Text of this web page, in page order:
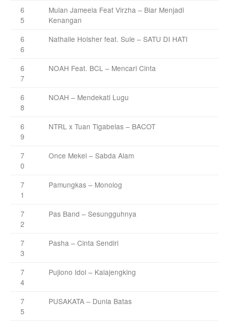
6
5
Mulan Jameela Feat Virzha – Biar Menjadi
Kenangan
6
6
Nathalie Holsher feat. Sule – SATU DI HATI
6
7
NOAH Feat. BCL – Mencari Cinta
6
8
NOAH – Mendekati Lugu
6
9
NTRL x Tuan Tigabelas – BACOT
7
0
Once Mekel – Sabda Alam
7
1
Pamungkas – Monolog
7
2
Pas Band – Sesungguhnya
7
3
Pasha – Cinta Sendiri
7
4
Pujiono Idol – Kalajengking
7
5
PUSAKATA – Dunia Batas